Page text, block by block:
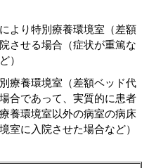
より特別療養環境室（差額
させる場合（症状が重篤な
）
療養環境室（差額ベッド代
合であって、実質的に患者
養環境室以外の病室の病床
室に入院させた場合など）